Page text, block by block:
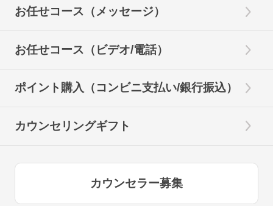
お任せコース（メッセージ）
お任せコース（ビデオ/電話）
ポイント購入（コンビニ支払い/銀行振込）
カウンセリングギフト
カウンセラー募集